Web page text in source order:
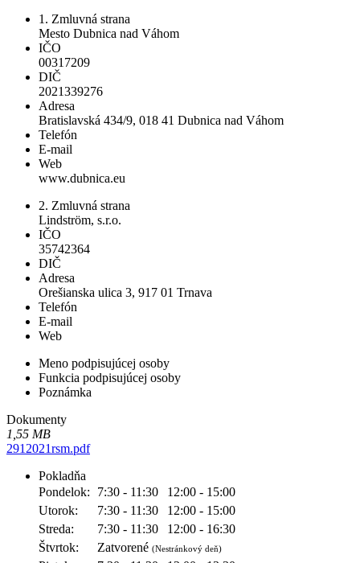
1. Zmluvná strana
Mesto Dubnica nad Váhom
IČO
00317209
DIČ
2021339276
Adresa
Bratislavská 434/9, 018 41 Dubnica nad Váhom
Telefón
E-mail
Web
www.dubnica.eu
2. Zmluvná strana
Lindström, s.r.o.
IČO
35742364
DIČ
Adresa
Orešianska ulica 3, 917 01 Trnava
Telefón
E-mail
Web
Meno podpisujúcej osoby
Funkcia podpisujúcej osoby
Poznámka
Dokumenty
1,55 MB
2912021rsm.pdf
Pokladňa
Pondelok:
7:30 - 11:30
12:00 - 15:00
Utorok:
7:30 - 11:30
12:00 - 15:00
Streda:
7:30 - 11:30
12:00 - 16:30
Štvrtok:
Zatvorené (Nestránkový deň)